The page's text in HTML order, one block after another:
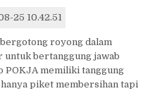
royong dalam
untuk bertanggung jawab
POKJA memiliki tanggung
piket membersihan tapi